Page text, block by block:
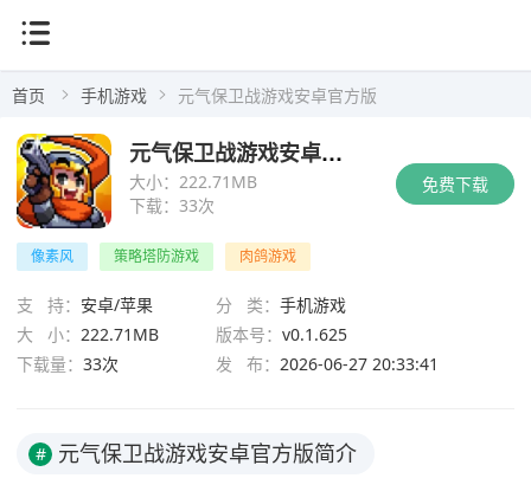
首页 手机游戏 元气保卫战游戏安卓官方版
免费下载
大小： 222.71MB
下载： 33次
元气保卫战游戏安卓官方版
像素风 策略塔防游戏 肉鸽游戏
支 持： 安卓/苹果 分 类： 手机游戏
大 小： 222.71MB 版本号： v0.1.625
下载量： 33次 发 布： 2026-06-27 20:33:41
# 元气保卫战游戏安卓官方版简介